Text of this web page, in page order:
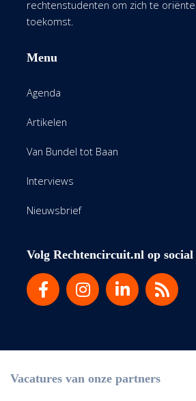
rechtenstudenten om zich te
toekomst.
Menu
Agenda
Artikelen
Van Bundel tot Baan
Interviews
Nieuwsbrief
Volg Rechtencircuit.nl op social
Vacatures van onze partners